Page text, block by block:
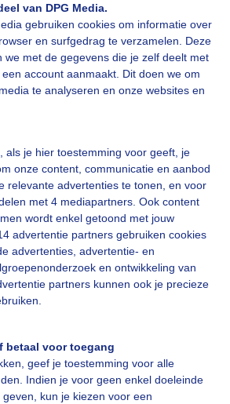
van DPG Media.
gebruiken cookies om informatie over
en surfgedrag te verzamelen. Deze
we met de gegevens die je zelf deelt met
account aanmaakt. Dit doen we om
te analyseren en onze websites en
als je hier toestemming voor geeft, je
onze content, communicatie en aanbod
relevante advertenties te tonen, en voor
met 4 mediapartners. Ook content
wordt enkel getoond met jouw
advertentie partners gebruiken cookies
advertenties, advertentie- en
en ontwikkeling van
partners kunnen ook je precieze
betaal voor toegang
geef je toestemming voor alle
Indien je voor geen enkel doeleinde
kun je kiezen voor een